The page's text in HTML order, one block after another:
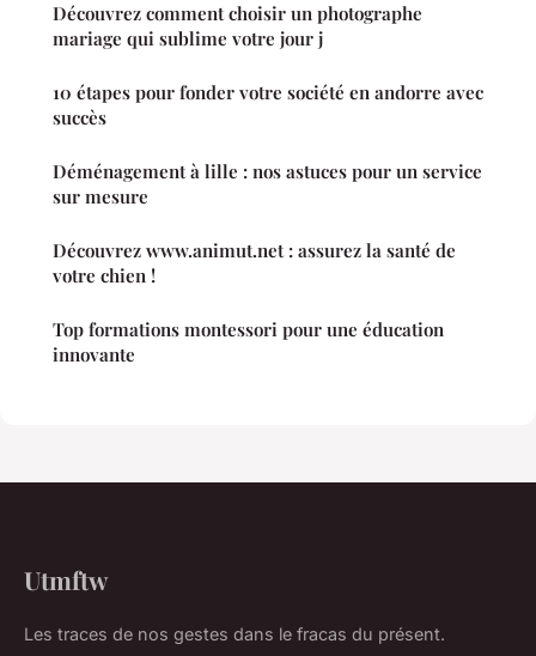
Découvrez comment choisir un photographe
mariage qui sublime votre jour j
10 étapes pour fonder votre société en andorre avec
succès
Déménagement à lille : nos astuces pour un service
sur mesure
Découvrez www.animut.net : assurez la santé de
votre chien !
Top formations montessori pour une éducation
innovante
Utmftw
Les traces de nos gestes dans le fracas du présent.